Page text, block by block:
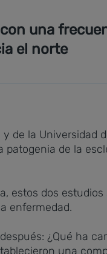
una
el norte
de la Universidad
de la
estos dos
enfermedad.
¿Qué ha
una